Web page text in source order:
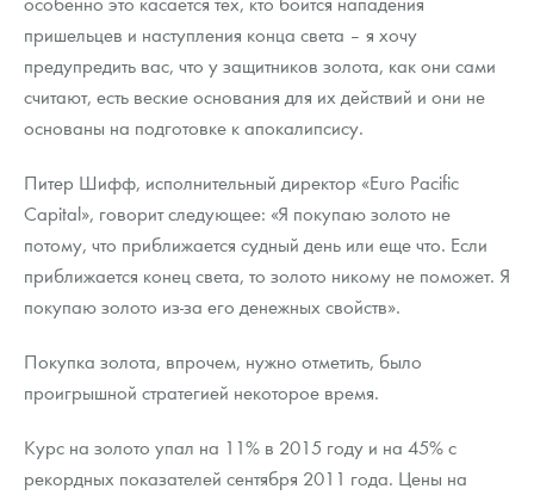
Русская нумизматика
Золотая карманная галерея
Книги по нумизматике
пришельцев и наступления конца света – я хочу
предупредить вас, что у защитников золота, как они сами
считают, есть веские основания для их действий и они не
основаны на подготовке к апокалипсису.
Питер Шифф, исполнительный директор «Euro Pacific
Capital», говорит следующее: «Я покупаю золото не
потому, что приближается судный день или еще что. Если
приближается конец света, то золото никому не поможет. Я
покупаю золото из-за его денежных свойств».
Покупка золота, впрочем, нужно отметить, было
проигрышной стратегией некоторое время.
Курс на золото упал на 11% в 2015 году и на 45% с
рекордных показателей сентября 2011 года. Цены на